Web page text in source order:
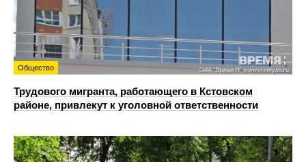
Общество
Трудового мигранта, работающего в Кстовском
районе, привлекут к уголовной ответственности